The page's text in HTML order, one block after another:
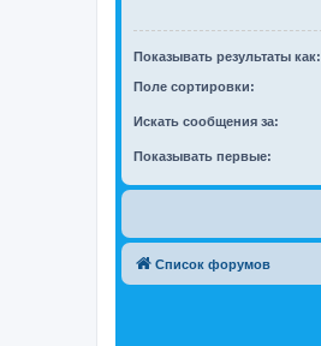
Показывать результаты как:
Поле сортировки:
Искать сообщения за:
Показывать первые:
Список форумов